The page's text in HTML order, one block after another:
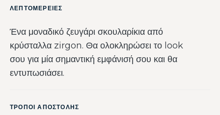
ΛΕΠΤΟΜΕΡΕΙΕΣ
Ένα μοναδικό ζευγάρι σκουλαρίκια από
κρύσταλλα zirgon. Θα ολοκληρώσει το look
σου για μία σημαντική εμφάνισή σου και θα
εντυπωσιάσει.
ΤΡΟΠΟΙ ΑΠΟΣΤΟΛΗΣ